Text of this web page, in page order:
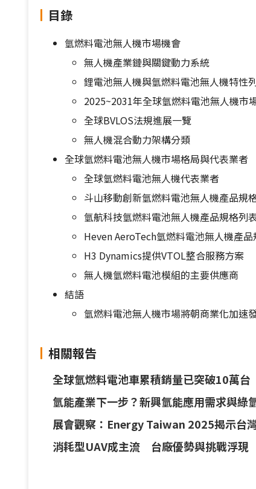
目錄
氫燃料電池無人機市場機會
無人機產業鏈與關鍵動力系統
鋰電池無人機與氫燃料電池無人機特性
2025~2031年全球氫燃料電池無人機市
全球BVLOS法規進展一覽
無人機混合動力架構分類
全球氫燃料電池無人機市場格局與代表業者
全球氫燃料電池無人機代表業者
斗山移動創新氫燃料電池無人機產品規
氫航科技氫燃料電池無人機產品規格列
Heven AeroTech氫燃料電池無人機產品
H3 Dynamics提供VTOL整合服務方案
無人機氫燃料電池模組的主要供應商
結語
氫燃料電池無人機市場將朝商業化加速
相關報告
全球氫燃料電池車累積銷量已突破10萬
氫能產業下一步？新興氫能應用需求與綠
展會觀察：Energy Taiwan 2025揭示台
消耗型UAV成主流 台廠優勢與挑戰浮現